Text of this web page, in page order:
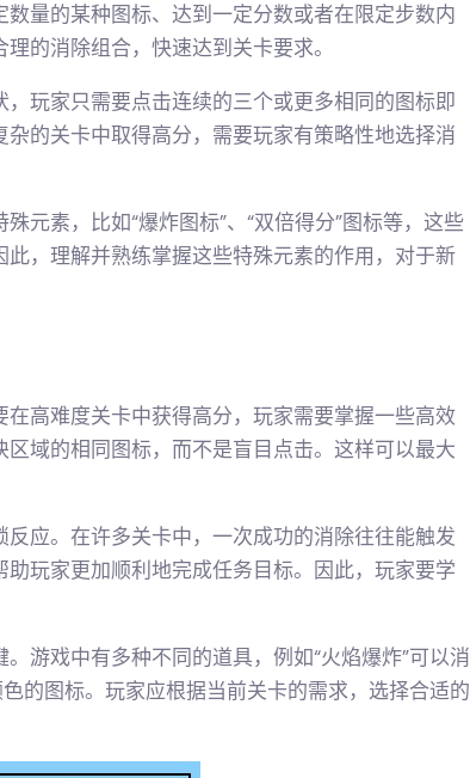
量的某种图标、达到一定分数或者在限定步数内
的消除组合，快速达到关卡要求。
玩家只需要点击连续的三个或更多相同的图标即
的关卡中取得高分，需要玩家有策略性地选择消
元素，比如“爆炸图标”、“双倍得分”图标等，这些
，理解并熟练掌握这些特殊元素的作用，对于新
高难度关卡中获得高分，玩家需要掌握一些高效
域的相同图标，而不是盲目点击。这样可以最大
应。在许多关卡中，一次成功的消除往往能触发
玩家更加顺利地完成任务目标。因此，玩家要学
游戏中有多种不同的道具，例如“火焰爆炸”可以消
的图标。玩家应根据当前关卡的需求，选择合适的